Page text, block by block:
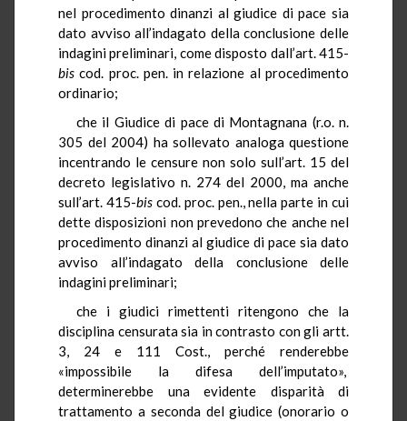
nel procedimento dinanzi al giudice di pace sia
dato avviso all’indagato della conclusione delle
indagini preliminari, come disposto dall’art. 415-
bis cod. proc. pen. in relazione al procedimento
ordinario;
che il Giudice di pace di Montagnana (r.o. n.
305 del 2004) ha sollevato analoga questione
incentrando le censure non solo sull’art. 15 del
decreto legislativo n. 274 del 2000, ma anche
sull’art. 415-biscod. proc. pen., nella parte in cui
dette disposizioni non prevedono che anche nel
procedimento dinanzi al giudice di pace sia dato
avviso all’indagato della conclusione delle
indagini preliminari;
che i giudici rimettenti ritengono che la
disciplina censurata sia in contrasto con gli artt.
3, 24 e 111 Cost., perché renderebbe
«impossibile la difesa dell’imputato»,
determinerebbe una evidente disparità di
trattamento a seconda del giudice (onorario o